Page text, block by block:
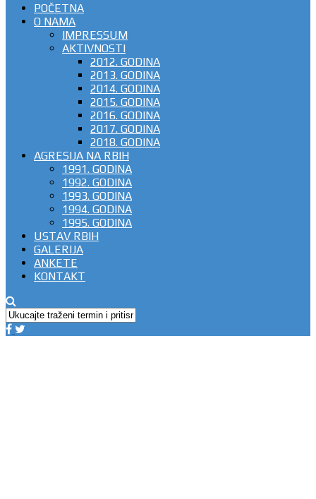
POČETNA
O NAMA
IMPRESSUM
AKTIVNOSTI
2012. GODINA
2013. GODINA
2014. GODINA
2015. GODINA
2016. GODINA
2017. GODINA
2018. GODINA
AGRESIJA NA RBIH
1991. GODINA
1992. GODINA
1993. GODINA
1994. GODINA
1995. GODINA
USTAV RBIH
GALERIJA
ANKETE
KONTAKT